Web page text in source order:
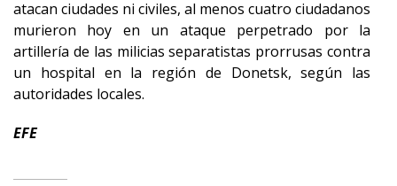
atacan ciudades ni civiles, al menos cuatro ciudadanos
murieron hoy en un ataque perpetrado por la
artillería de las milicias separatistas prorrusas contra
un hospital en la región de Donetsk, según las
autoridades locales.
EFE